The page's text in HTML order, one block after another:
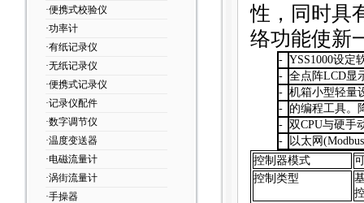
·便携式校验仪
·功率计
·有纸记录仪
·无纸记录仪
·便携式记录仪
·记录仪配件
·数字调节仪
·温度变送器
·电磁流量计
·涡街流量计
·手操器
性，同时具
络功能使新
- YSS1000设定
- 全点阵LCD显
- 机箱小型轻量
- 的编程工具。
- 双CPU与硬手
- 以太网
控制器模式
控制类型